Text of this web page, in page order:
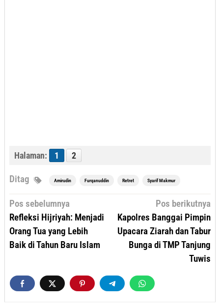
Halaman: 1 2
Ditag Amirudin Furqanuddin Retret Syarif Makmur
Navigasi
Pos sebelumnya
Refleksi Hijriyah: Menjadi
Orang Tua yang Lebih
Baik di Tahun Baru Islam
Pos berikutnya
Kapolres Banggai Pimpin
Upacara Ziarah dan Tabur
Bunga di TMP Tanjung
Tuwis